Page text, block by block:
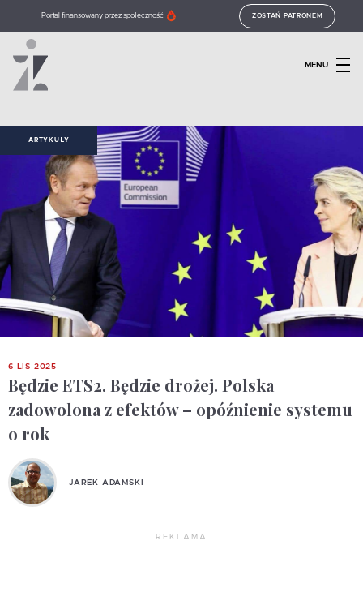
Portal finansowany przez społeczność ZOSTAŃ PATRONEM
MENU
ARTYKUŁY
6 LIS 2025
Będzie ETS2. Będzie drożej. Polska
zadowolona z efektów – opóźnienie systemu
o rok
JAREK ADAMSKI
REKLAMA